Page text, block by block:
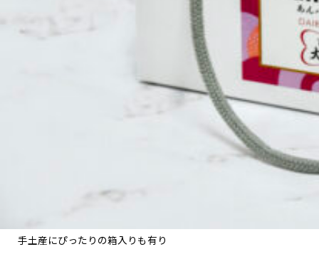
手土産にぴったりの箱入りも有り